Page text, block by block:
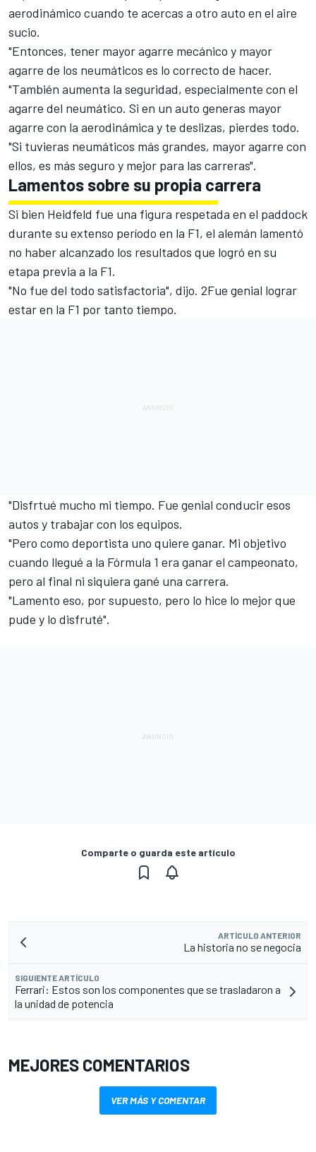
aerodinámico cuando te acercas a otro auto en el aire
sucio.
"Entonces, tener mayor agarre mecánico y mayor
agarre de los neumáticos es lo correcto de hacer.
"También aumenta la seguridad, especialmente con el
agarre del neumático. Si en un auto generas mayor
agarre con la aerodinámica y te deslizas, pierdes todo.
"Si tuvieras neumáticos más grandes, mayor agarre con
ellos, es más seguro y mejor para las carreras".
Lamentos sobre su propia carrera
Si bien Heidfeld fue una figura respetada en el paddock
durante su extenso período en la F1, el alemán lamentó
no haber alcanzado los resultados que logró en su
etapa previa a la F1.
"No fue del todo satisfactoria", dijo. 2Fue genial lograr
estar en la F1 por tanto tiempo.
"Disfrtué mucho mi tiempo. Fue genial conducir esos
autos y trabajar con los equipos.
"Pero como deportista uno quiere ganar. Mi objetivo
cuando llegué a la Fórmula 1 era ganar el campeonato,
pero al final ni siquiera gané una carrera.
"Lamento eso, por supuesto, pero lo hice lo mejor que
pude y lo disfruté".
Comparte o guarda este artículo
ARTÍCULO ANTERIOR
La historia no se negocia
SIGUIENTE ARTÍCULO
Ferrari: Estos son los componentes que se trasladaron a
la unidad de potencia
MEJORES COMENTARIOS
VER MÁS Y COMENTAR